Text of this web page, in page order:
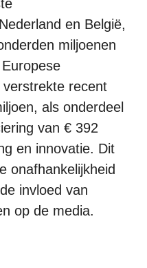
en België,
miljoenen
recent
als onderdeel
van € 392
en innovatie. Dit
onafhankelijkheid
invloed van
op de media.